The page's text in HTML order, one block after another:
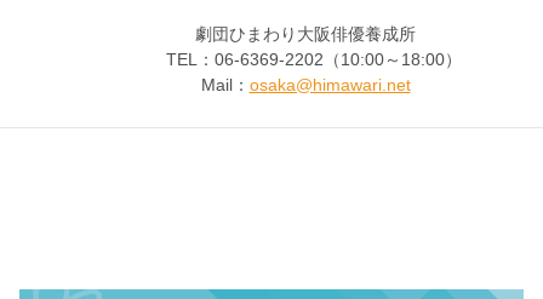
劇団ひまわり大阪俳優養成所
TEL：06-6369-2202（10:00～18:00）
Mail： osaka@himawari.net